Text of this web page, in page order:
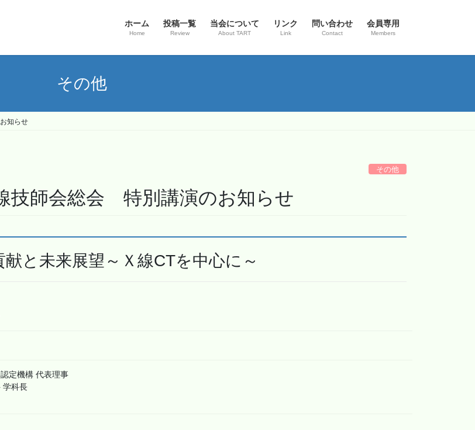
ホーム
Home
投稿一覧
Review
当会について
About TART
リンク
Link
問い合わせ
Contact
会員専用
Members
その他
知らせ
その他
技師会総会 特別講演のお知らせ
と未来展望～Ｘ線CTを中心に～
定機構 代表理事
学科長